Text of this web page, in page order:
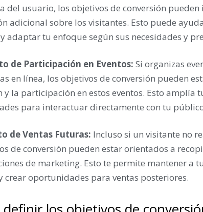
del usuario, los objetivos de conversión
adicional sobre los visitantes. Esto puede
adaptar tu enfoque según sus necesidades y
de Participación en Eventos: Si organizas
en línea, los objetivos de conversión pueden
y la participación en estos eventos. Esto amplía
para interactuar directamente con tu
de Ventas Futuras: Incluso si un visitante no
de conversión pueden estar orientados a
de marketing. Esto te permite mantener a
crear oportunidades para ventas posteriores.